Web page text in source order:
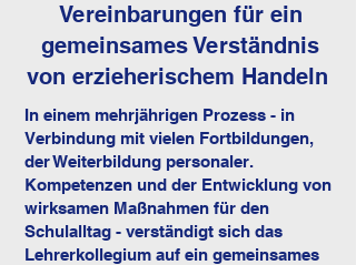
Vereinbarungen für ein
gemeinsames Verständnis
von erzieherischem Handeln
In einem mehrjährigen Prozess - in
Verbindung mit vielen Fortbildungen,
der Weiterbildung personaler.
Kompetenzen und der Entwicklung von
wirksamen Maßnahmen für den
Schulalltag - verständigt sich das
Lehrerkollegium auf ein gemeinsames